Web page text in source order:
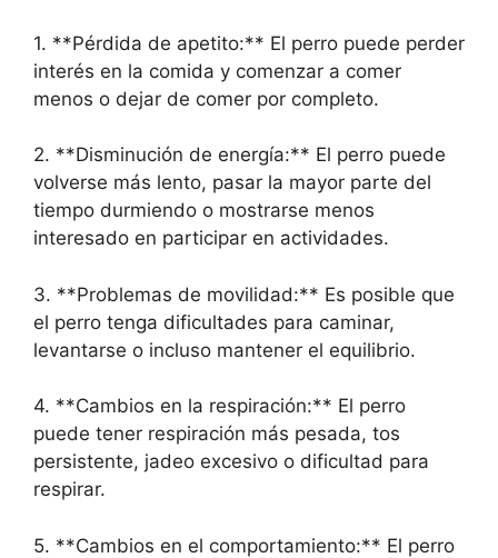
1. **Pérdida de apetito:** El perro puede perder
interés en la comida y comenzar a comer
menos o dejar de comer por completo.
2. **Disminución de energía:** El perro puede
volverse más lento, pasar la mayor parte del
tiempo durmiendo o mostrarse menos
interesado en participar en actividades.
3. **Problemas de movilidad:** Es posible que
el perro tenga dificultades para caminar,
levantarse o incluso mantener el equilibrio.
4. **Cambios en la respiración:** El perro
puede tener respiración más pesada, tos
persistente, jadeo excesivo o dificultad para
respirar.
5. **Cambios en el comportamiento:** El perro